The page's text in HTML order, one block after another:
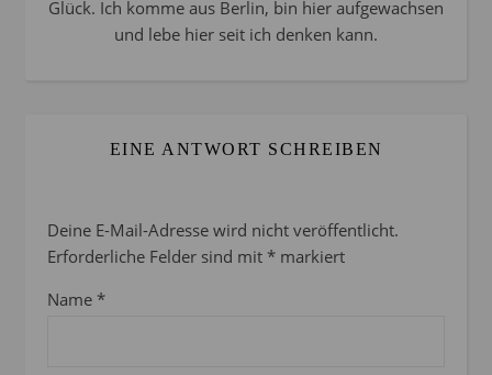
Glück. Ich komme aus Berlin, bin hier aufgewachsen
und lebe hier seit ich denken kann.
EINE ANTWORT SCHREIBEN
Deine E-Mail-Adresse wird nicht veröffentlicht.
Erforderliche Felder sind mit * markiert
Name *